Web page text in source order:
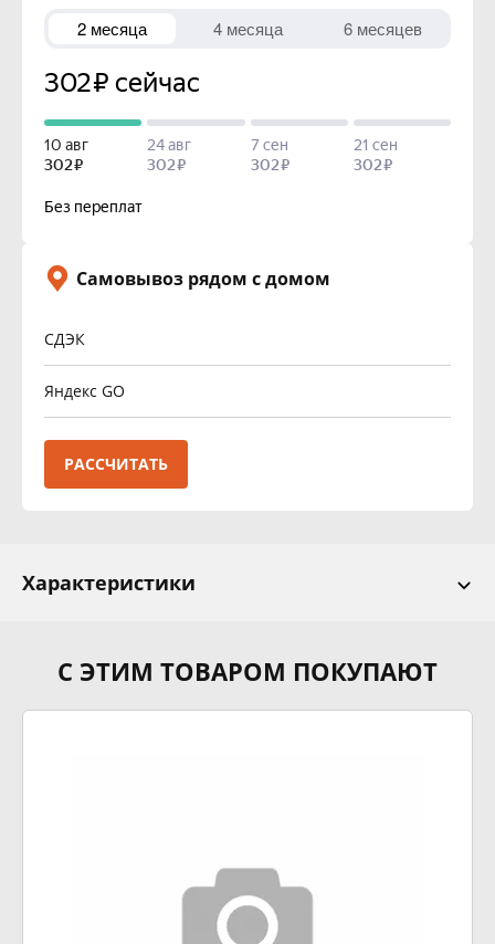
Самовывоз рядом с домом
СДЭК
Яндекс GO
РАССЧИТАТЬ
Характеристики
С ЭТИМ ТОВАРОМ ПОКУПАЮТ